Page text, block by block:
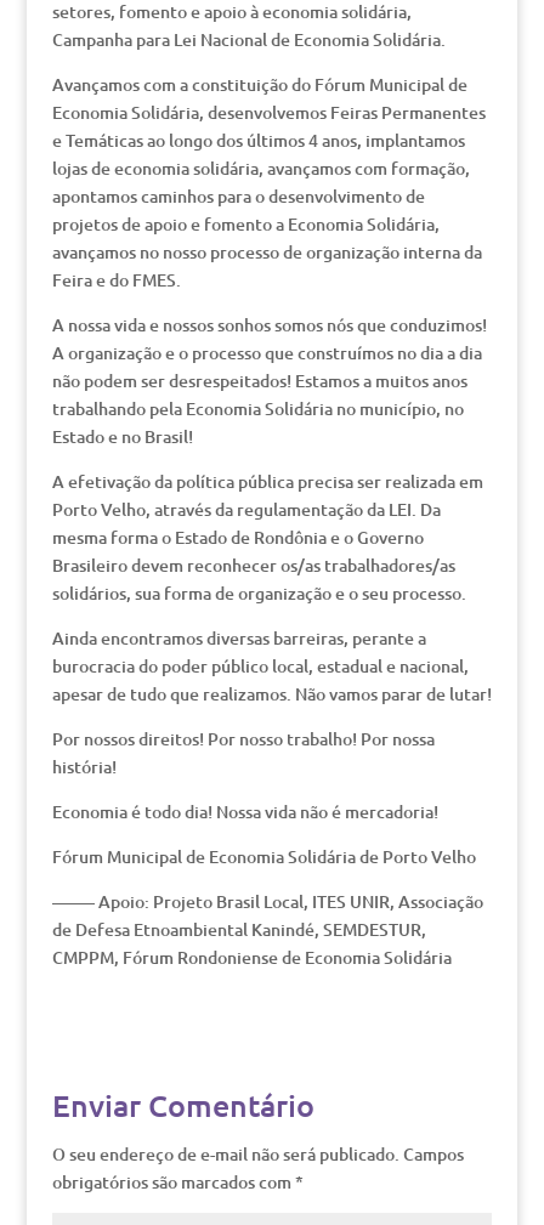
setores, fomento e apoio à economia solidária,
Campanha para Lei Nacional de Economia Solidária.
Avançamos com a constituição do Fórum Municipal de
Economia Solidária, desenvolvemos Feiras Permanentes
e Temáticas ao longo dos últimos 4 anos, implantamos
lojas de economia solidária, avançamos com formação,
apontamos caminhos para o desenvolvimento de
projetos de apoio e fomento a Economia Solidária,
avançamos no nosso processo de organização interna da
Feira e do FMES.
A nossa vida e nossos sonhos somos nós que conduzimos!
A organização e o processo que construímos no dia a dia
não podem ser desrespeitados! Estamos a muitos anos
trabalhando pela Economia Solidária no município, no
Estado e no Brasil!
A efetivação da política pública precisa ser realizada em
Porto Velho, através da regulamentação da LEI. Da
mesma forma o Estado de Rondônia e o Governo
Brasileiro devem reconhecer os/as trabalhadores/as
solidários, sua forma de organização e o seu processo.
Ainda encontramos diversas barreiras, perante a
burocracia do poder público local, estadual e nacional,
apesar de tudo que realizamos. Não vamos parar de lutar!
Por nossos direitos! Por nosso trabalho! Por nossa
história!
Economia é todo dia! Nossa vida não é mercadoria!
Fórum Municipal de Economia Solidária de Porto Velho
——– Apoio: Projeto Brasil Local, ITES UNIR, Associação
de Defesa Etnoambiental Kanindé, SEMDESTUR,
CMPPM, Fórum Rondoniense de Economia Solidária
Enviar Comentário
O seu endereço de e-mail não será publicado. Campos
obrigatórios são marcados com *